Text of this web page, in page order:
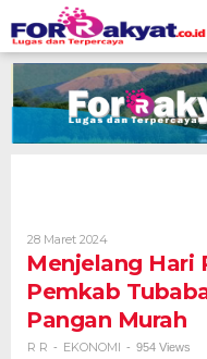
to
content
28 Maret 2024Oleh
R
Menjelang Hari
Pemkab
Pangan Murah
R R - EKONOMI - 954 Views